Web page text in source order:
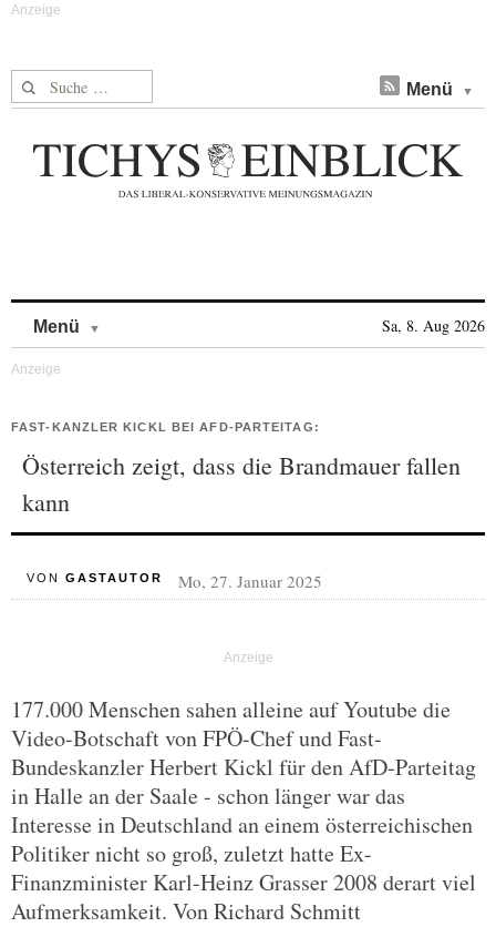
Suche nach: Menü
Menü Sa, 8. Aug 2026
FAST-KANZLER KICKL BEI AFD-PARTEITAG:
Österreich zeigt, dass die Brandmauer fallen
kann
VON GASTAUTOR Mo, 27. Januar 2025
177.000 Menschen sahen alleine auf Youtube die
Video-Botschaft von FPÖ-Chef und Fast-
Bundeskanzler Herbert Kickl für den AfD-Parteitag
in Halle an der Saale - schon länger war das
Interesse in Deutschland an einem österreichischen
Politiker nicht so groß, zuletzt hatte Ex-
Finanzminister Karl-Heinz Grasser 2008 derart viel
Aufmerksamkeit. Von Richard Schmitt